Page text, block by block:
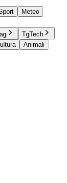
Meteo
TgTech
Animali